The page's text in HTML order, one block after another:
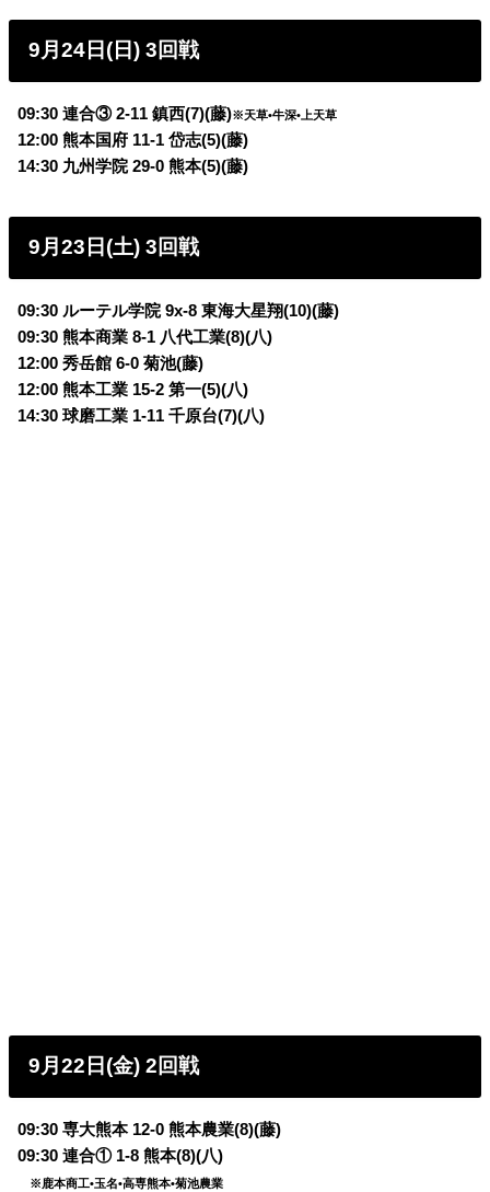
9月24日(日) 3回戦
09:30 連合③ 2-11鎮西(7)(藤)※天草•牛深•上天草
12:00 熊本国府 11-1岱志(5)(藤)
14:30 九州学院 29-0熊本(5)(藤)
9月23日(土) 3回戦
09:30 ルーテル学院 9x-8東海大星翔(10)(藤)
09:30 熊本商業 8-1 八代工業(8)(八)
12:00 秀岳館 6-0菊池(藤)
12:00 熊本工業 15-2 第一(5)(八)
14:30 球磨工業 1-11 千原台(7)(八)
9月22日(金) 2回戦
09:30 専大熊本 12-0 熊本農業(8)(藤)
09:30 連合① 1-8 熊本(8)(八)
※鹿本商工•玉名•高専熊本•菊池農業